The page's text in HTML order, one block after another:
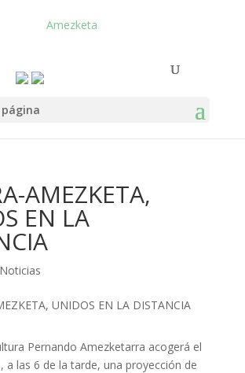
página
AMEZKETA,
EN LA
Noticias
Pernando Amezketarra acogerá el
a las 6 de la tarde, una proyección de